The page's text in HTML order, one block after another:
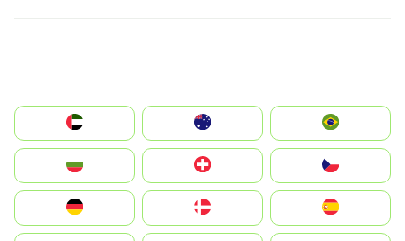
الإمارات العربية المتحدة
Switzerland
Deutschland